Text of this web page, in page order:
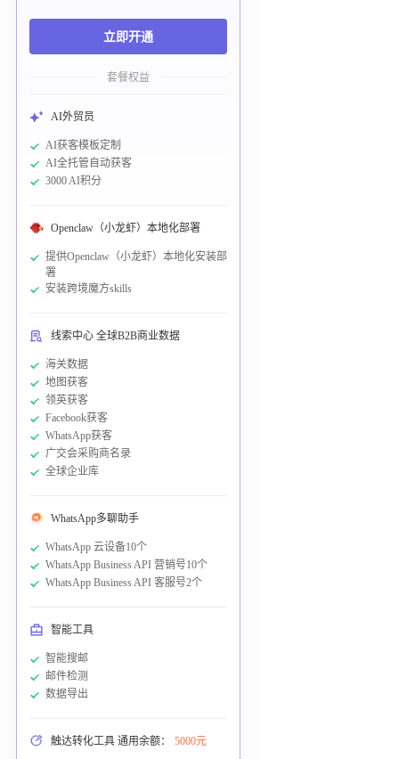
立即开通
套餐权益
AI外贸员
AI获客模板定制
AI全托管自动获客
3000 AI积分
Openclaw（小龙虾）本地化部署
提供Openclaw（小龙虾）本地化安装部
署
安装跨境魔方skills
线索中心 全球B2B商业数据
海关数据
地图获客
领英获客
Facebook获客
WhatsApp获客
广交会采购商名录
全球企业库
WhatsApp多聊助手
WhatsApp 云设备10个
WhatsApp Business API 营销号10个
WhatsApp Business API 客服号2个
智能工具
智能搜邮
邮件检测
数据导出
触达转化工具 通用余额： 5000元